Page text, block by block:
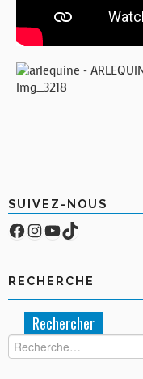
SUIVEZ-NOUS
Facebook
Compte Instagram
YouTube
TikTok
RECHERCHE
Rechercher :